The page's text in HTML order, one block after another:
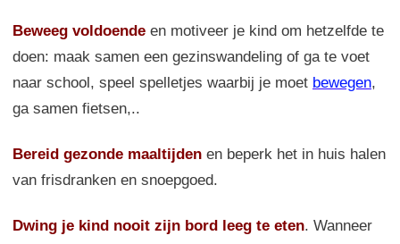
Beweeg voldoende en motiveer je kind om hetzelfde te
doen: maak samen een gezinswandeling of ga te voet
naar school, speel spelletjes waarbij je moet bewegen,
ga samen fietsen,..
Bereid gezonde maaltijden en beperk het in huis halen
van frisdranken en snoepgoed.
Dwing je kind nooit zijn bord leeg te eten. Wanneer